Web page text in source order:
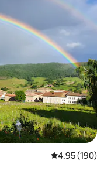
Calificación
4.95 (190)